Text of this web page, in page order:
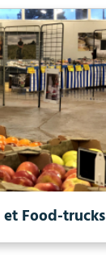
et Food-trucks